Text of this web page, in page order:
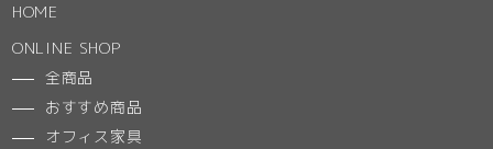
HOME
ONLINE SHOP
全商品
おすすめ商品
オフィス家具